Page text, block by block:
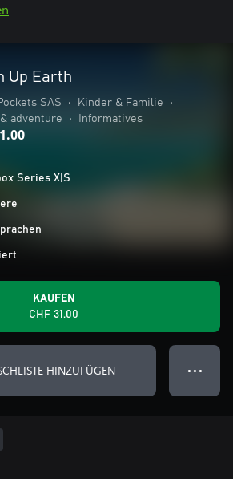
Up Earth
SAS • Kinder & Familie
•
adventure
• Informatives
Series X|S
KAUFEN
CHF 31.00
HINZUFÜGEN ● ● ●